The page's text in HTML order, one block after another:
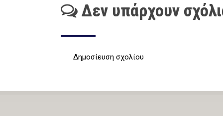
Δεν υπάρχουν
Δημοσίευση σχολίου